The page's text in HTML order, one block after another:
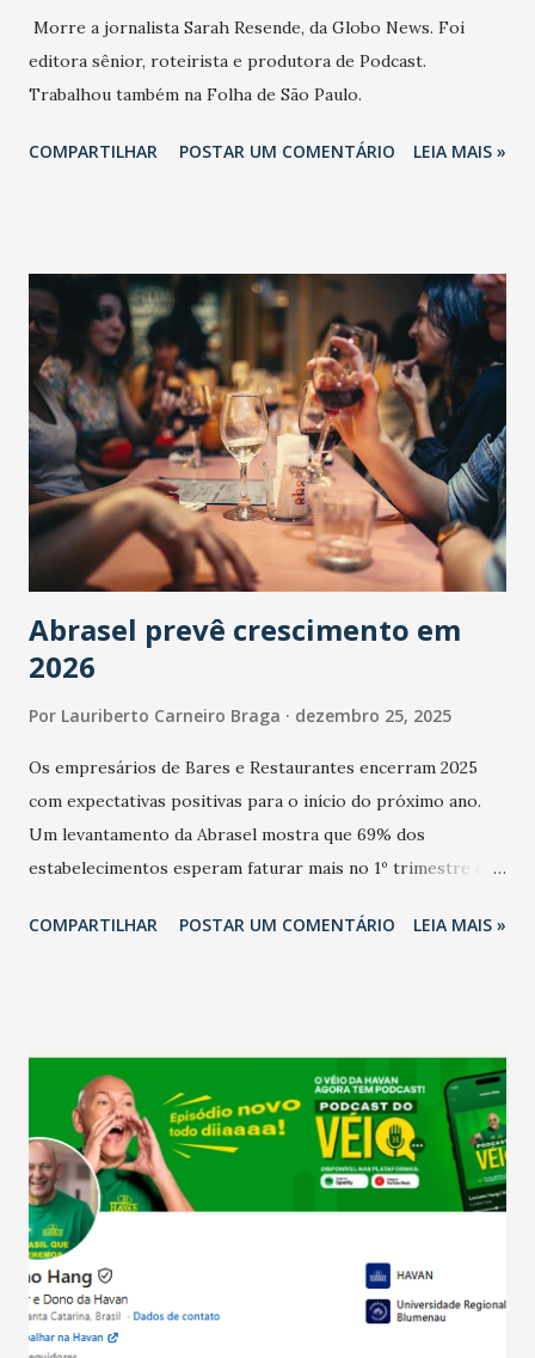
Morre a jornalista Sarah Resende, da Globo News. Foi
editora sênior, roteirista e produtora de Podcast.
Trabalhou também na Folha de São Paulo.
COMPARTILHAR POSTAR UM COMENTÁRIO LEIA MAIS »
Abrasel prevê crescimento em
2026
Por Lauriberto Carneiro Braga dezembro 25, 2025
Os empresários de Bares e Restaurantes encerram 2025
com expectativas positivas para o início do próximo ano.
Um levantamento da Abrasel mostra que 69% dos
estabelecimentos esperam faturar mais no 1º trimestre de
relação ao último trimestre deste ano, 56% também
confraternizações de fim de ano e pelo pagamento do 13º
Salário para um número maior de trabalhadores, já que o
país tem a menor taxa de desemprego dos anos recentes.
Ainda segundo a Pesquisa, em novembro de 2025, 40% dos
bares e restaurantes operaram com lucro e outros 40%
registraram equilíbrio financeiro. Já o percentual de
estabelecimentos no prejuízo ficou em 19%, pouco abaixo
do observado no mês anterior. Outros 1% não existiam em
novembro. Em relação a outubro, o faturamento também
COMPARTILHAR POSTAR UM COMENTÁRIO LEIA MAIS »